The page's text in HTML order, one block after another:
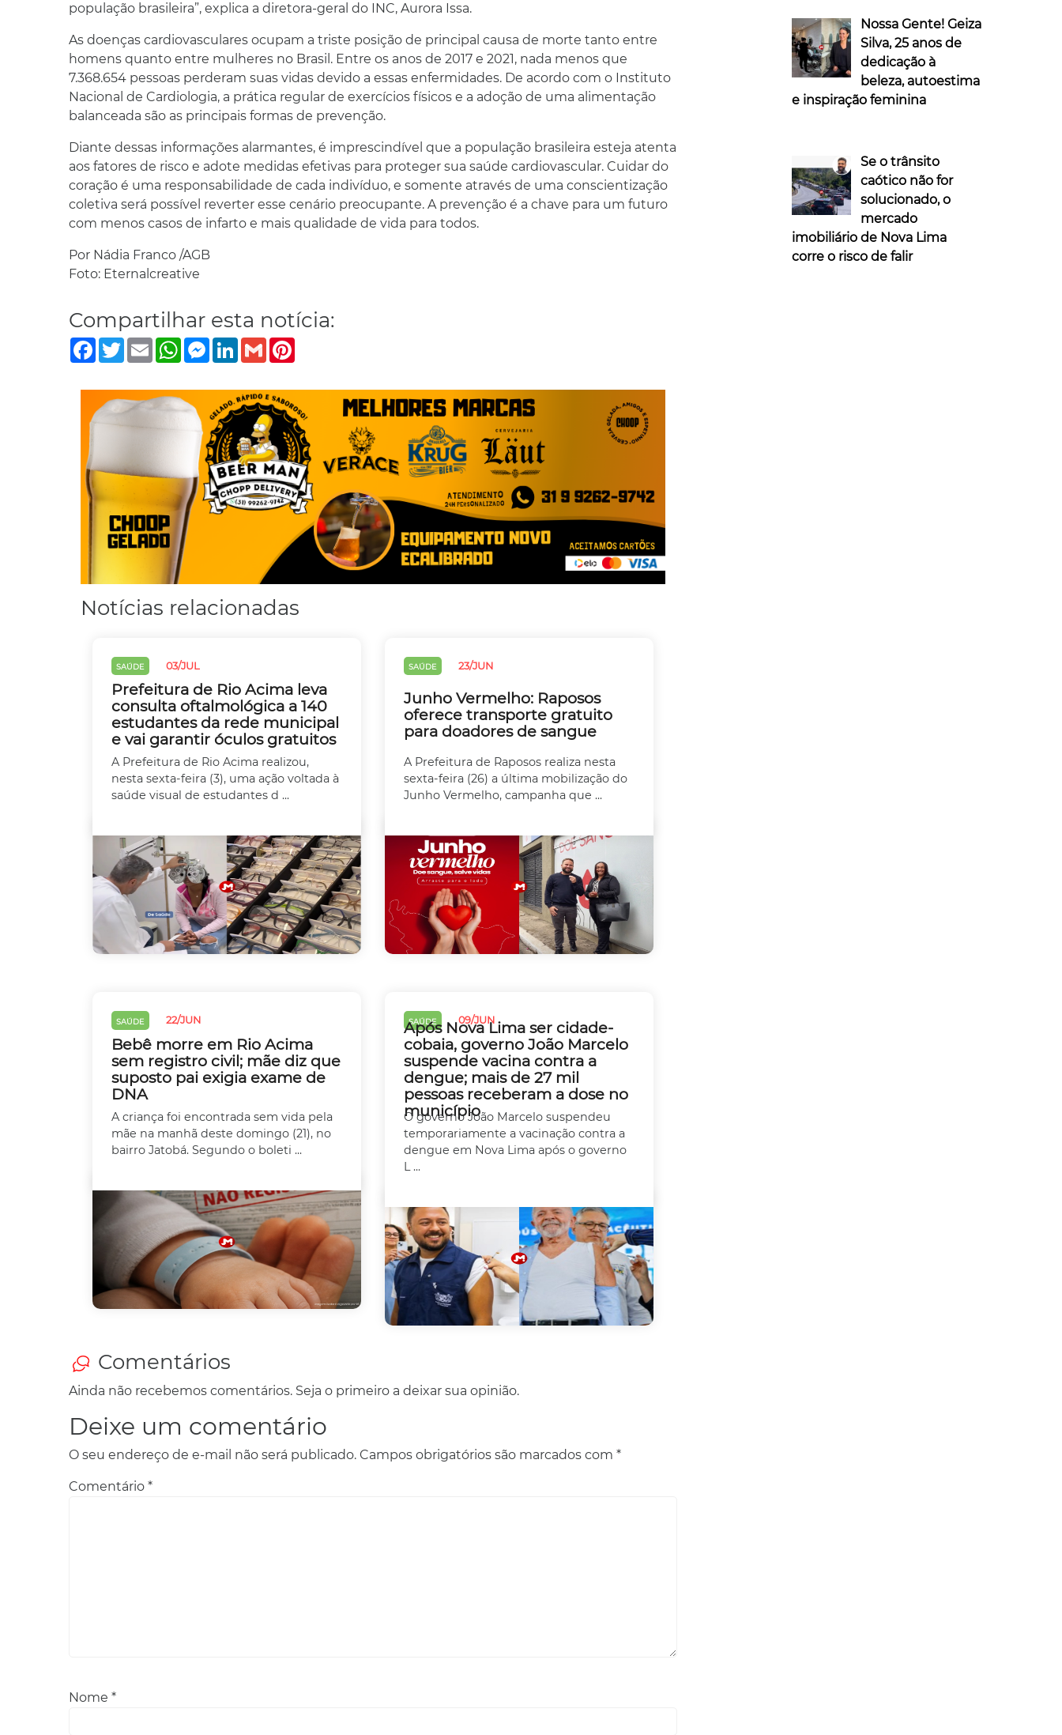
população brasileira”, explica a diretora-geral do INC, Aurora Issa.
As doenças cardiovasculares ocupam a triste posição de principal causa de morte tanto entre
homens quanto entre mulheres no Brasil. Entre os anos de 2017 e 2021, nada menos que
7.368.654 pessoas perderam suas vidas devido a essas enfermidades. De acordo com o Instituto
Nacional de Cardiologia, a prática regular de exercícios físicos e a adoção de uma alimentação
balanceada são as principais formas de prevenção.
Diante dessas informações alarmantes, é imprescindível que a população brasileira esteja atenta
aos fatores de risco e adote medidas efetivas para proteger sua saúde cardiovascular. Cuidar do
coração é uma responsabilidade de cada indivíduo, e somente através de uma conscientização
coletiva será possível reverter esse cenário preocupante. A prevenção é a chave para um futuro
com menos casos de infarto e mais qualidade de vida para todos.
Por Nádia Franco /AGB
Foto: Eternalcreative
Compartilhar esta notícia:
Facebook
TwitterEmailWhatsApp
Messenger
LinkedIn
Gmail
Notícias relacionadas
SAÚDE 03/JUL
Prefeitura de Rio Acima leva
consulta oftalmológica a 140
estudantes da rede municipal
e vai garantir óculos gratuitos
A Prefeitura de Rio Acima realizou,
nesta sexta-feira (3), uma ação voltada à
saúde visual de estudantes d ...
SAÚDE 23/JUN
Junho Vermelho: Raposos
oferece transporte gratuito
para doadores de sangue
A Prefeitura de Raposos realiza nesta
sexta-feira (26) a última mobilização do
Junho Vermelho, campanha que ...
SAÚDE 22/JUN
Bebê morre em Rio Acima
sem registro civil; mãe diz que
suposto pai exigia exame de
DNA
A criança foi encontrada sem vida pela
mãe na manhã deste domingo (21), no
bairro Jatobá. Segundo o boleti ...
SAÚDE 09/JUN
Após Nova Lima ser cidade-
cobaia, governo João Marcelo
suspende vacina contra a
dengue; mais de 27 mil
pessoas receberam a dose no
município
O governo João Marcelo suspendeu
temporariamente a vacinação contra a
dengue em Nova Lima após o governo
L ...
Comentários
Ainda não recebemos comentários. Seja o primeiro a deixar sua opinião.
Deixe um comentário
O seu endereço de e-mail não será publicado. Campos obrigatórios são marcados com *
Comentário *
Nome *
Nossa Gente! Geiza
Silva, 25 anos de
dedicação à
beleza, autoestima
e inspiração feminina
Se o trânsito
caótico não for
solucionado, o
mercado
imobiliário de Nova Lima
corre o risco de falir